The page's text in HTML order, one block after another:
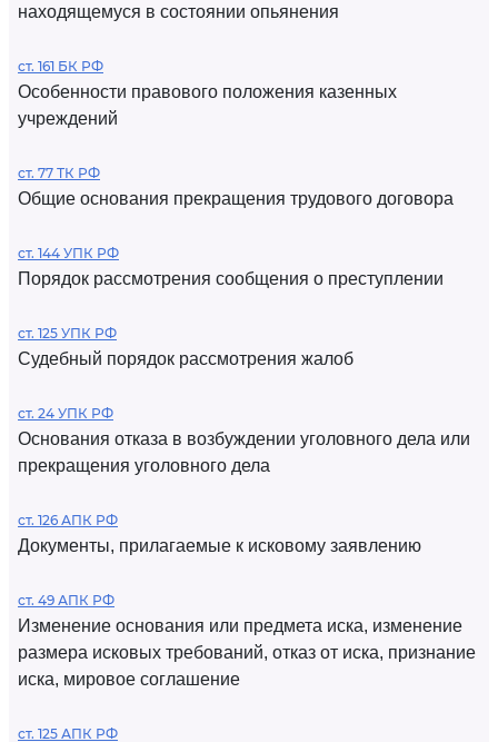
находящемуся в состоянии опьянения
ст. 161 БК РФ
Особенности правового положения казенных
учреждений
ст. 77 ТК РФ
Общие основания прекращения трудового договора
ст. 144 УПК РФ
Порядок рассмотрения сообщения о преступлении
ст. 125 УПК РФ
Судебный порядок рассмотрения жалоб
ст. 24 УПК РФ
Основания отказа в возбуждении уголовного дела или
прекращения уголовного дела
ст. 126 АПК РФ
Документы, прилагаемые к исковому заявлению
ст. 49 АПК РФ
Изменение основания или предмета иска, изменение
размера исковых требований, отказ от иска, признание
иска, мировое соглашение
ст. 125 АПК РФ